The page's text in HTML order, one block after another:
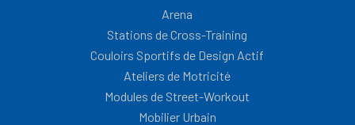
Arena
Stations de Cross-Training
Couloirs Sportifs de Design Actif
Ateliers de Motricité
Modules de Street-Workout
Mobilier Urbain